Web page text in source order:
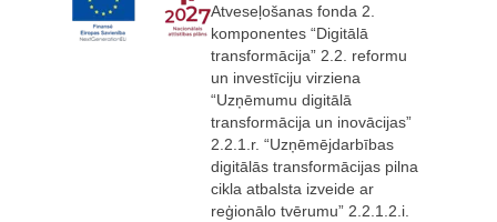
Atveseļošanas fonda 2.
komponentes “Digitālā
transformācija” 2.2. reformu
un investīciju virziena
“Uzņēmumu digitālā
transformācija un inovācijas”
2.2.1.r. “Uzņēmējdarbības
digitālās transformācijas pilna
cikla atbalsta izveide ar
reģionālo tvērumu” 2.2.1.2.i.